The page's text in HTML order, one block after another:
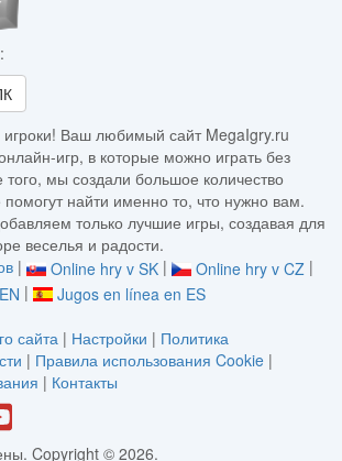
игроки! Ваш любимый сайт MegaIgry.ru
игр, в которые можно играть без
мы создали большое количество
помогут найти именно то, что нужно вам.
только лучшие игры, создавая для
веселья и радости.
| Online hry v SK | Online hry v CZ |
|
Jugos en línea en ES
сайта | Настройки | Политика
| Правила использования Cookie |
| Контакты
Copyright © 2026.